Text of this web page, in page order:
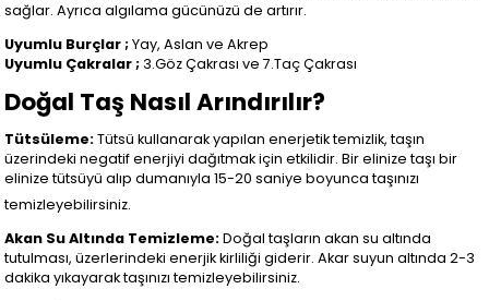
sağlar. Ayrıca algılama gücünüzü de artırır.
Uyumlu Burçlar ;Yay, Aslan ve Akrep
Uyumlu Çakralar ; 3.Göz Çakrası ve 7.Taç Çakrası
Doğal Taş Nasıl Arındırılır?
Tütsüleme:Tütsü kullanarak yapılan enerjetik temizlik, taşın
üzerindeki negatif enerjiyi dağıtmak için etkilidir. Bir elinize taşı bir
elinize tütsüyü alıp dumanıyla 15-20 saniye boyunca taşınızı
temizleyebilirsiniz.
Akan Su Altında Temizleme:Doğal taşların akan su altında
tutulması, üzerlerindeki enerjik kirliliği giderir. Akar suyun altında 2-3
dakika yıkayarak taşınızı temizleyebilirsiniz.